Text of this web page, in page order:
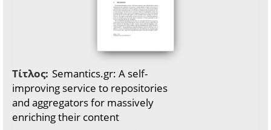
Τίτλος: Semantics.gr: A self-
improving service to repositories
and aggregators for massively
enriching their content